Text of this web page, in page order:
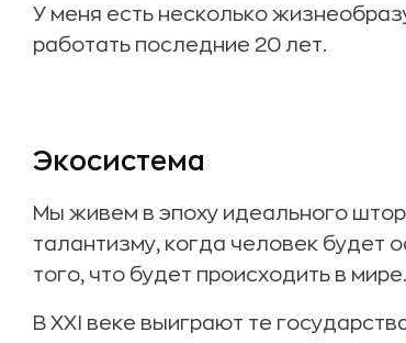
У меня есть несколько
работать последние 20 лет.
Экосистема
Мы живем в эпоху идеального
талантизму, когда человек будет
того, что будет происходить в мире.
В XXI веке выиграют те